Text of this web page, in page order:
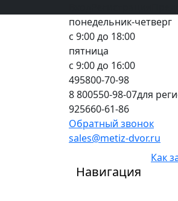
понедельник-четверг
с 9:00 до 18:00
пятница
с 9:00 до 16:00
495800-70-98
8 800550-98-07для
925660-61-86
Обратный звонок
sales@metiz-dvor.ru
Навигация
Как